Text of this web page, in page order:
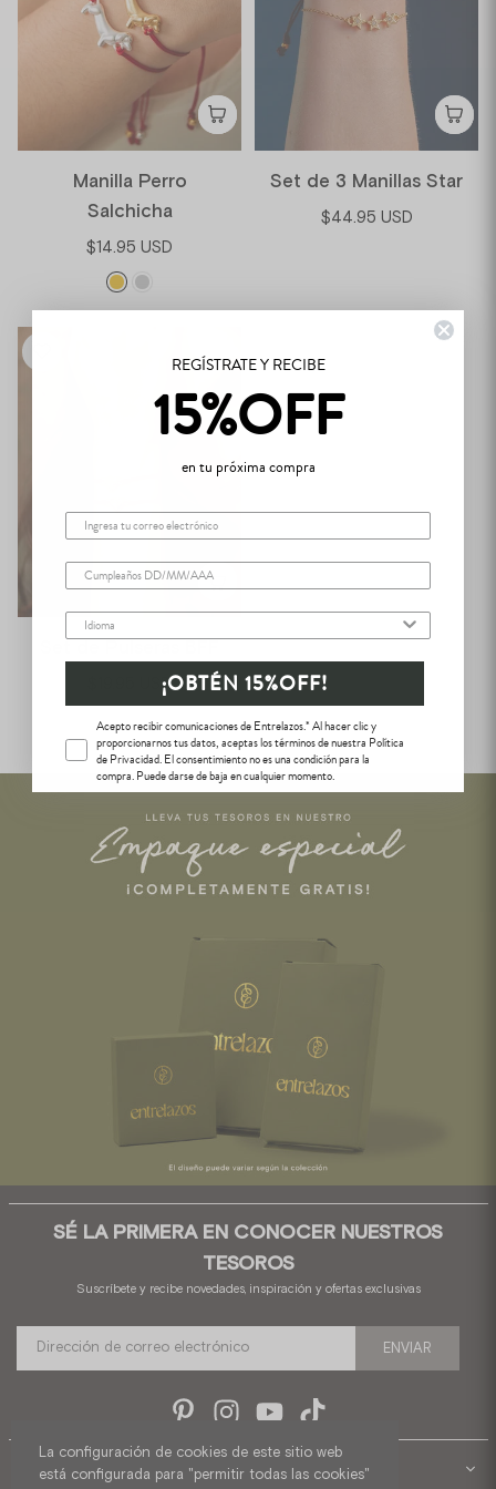
Manilla Perro
Salchicha
$14.95 USD
Set de 3 Manillas Star
$44.95 USD
$19.95 USD
SÉ LA PRIMERA EN CONOCER NUESTROS
TESOROS
Suscríbete y recibe novedades, inspiración y ofertas exclusivas
ENVIAR
Pinterest InstagramYouTube
SOPORTE
La configuración de cookies de este sitio web
está configurada para "permitir todas las cookies"
REGÍSTRATE Y RECIBE
15%OFF
en tu próxima compra
Email
Fecha de cumpleaños
Idioma
¡OBTÉN 15%OFF!
Acepto recibir comunicaciones de Entrelazos.* Al hacer clic y
proporcionarnos tus datos, aceptas los términos de nuestra Política
de Privacidad. El consentimiento no es una condición para la
compra. Puede darse de baja en cualquier momento.